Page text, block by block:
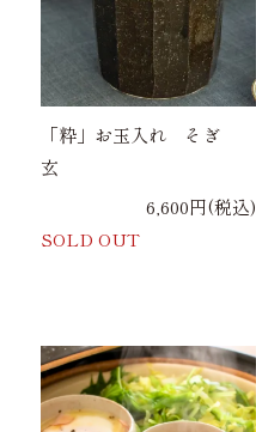
「粋」お玉入れ そぎ
玄
6,600円(税込)
SOLD OUT